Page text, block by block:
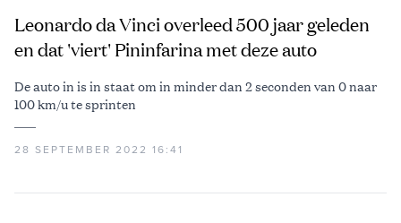
Leonardo da Vinci overleed 500 jaar geleden
en dat 'viert' Pininfarina met deze auto
De auto in is in staat om in minder dan 2 seconden van 0 naar
100 km/u te sprinten
28 SEPTEMBER 2022 16:41